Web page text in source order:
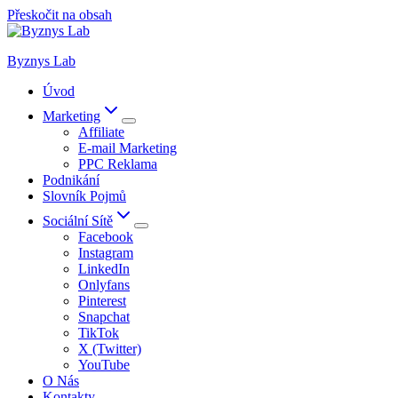
Přeskočit na obsah
Byznys Lab
Úvod
Marketing
Affiliate
E-mail Marketing
PPC Reklama
Podnikání
Slovník Pojmů
Sociální Sítě
Facebook
Instagram
LinkedIn
Onlyfans
Pinterest
Snapchat
TikTok
X (Twitter)
YouTube
O Nás